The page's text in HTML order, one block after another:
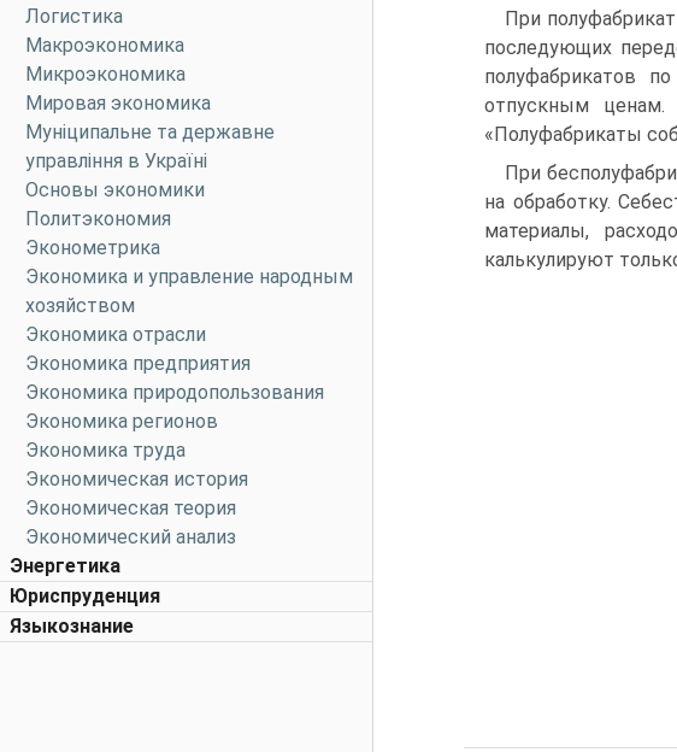
Логистика
Макроэкономика
Микроэкономика
Мировая экономика
Муніципальне та державне
управління в Україні
Основы экономики
Политэкономия
Эконометрика
Экономика и управление народным
хозяйством
Экономика отрасли
Экономика предприятия
Экономика природопользования
Экономика регионов
Экономика труда
Экономическая история
Экономическая теория
Экономический анализ
Энергетика
Юриспруденция
Языкознание
При
последующих
полуфабрикатов
отпускным ценам.
«Полуфабрикаты
При
на обработку.
материалы,
калькулируют